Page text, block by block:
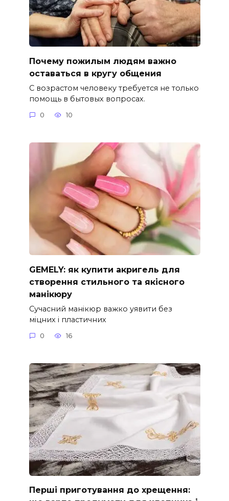
Почему пожилым людям важно
оставаться в кругу общения
С возрастом человеку требуется не только
помощь в бытовых вопросах.
0 10
GEMELY: як купити акригель для
створення стильного та якісного
манікюру
Сучасний манікюр важко уявити без
міцних і пластичних
0 16
Перші приготування до хрещення: